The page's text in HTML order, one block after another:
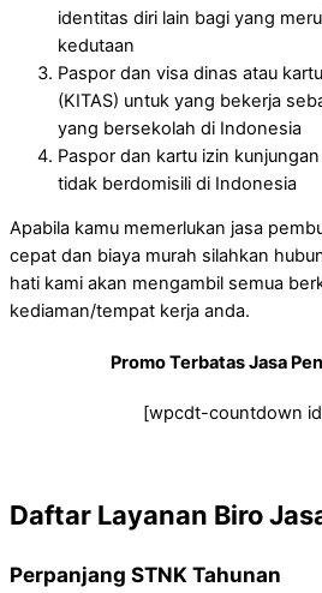
identitas diri lain bagi yang
kedutaan
Paspor dan visa dinas atau
(KITAS) untuk yang bekerja
yang bersekolah di Indonesia
Paspor dan kartu izin
tidak berdomisili di Indonesia
Apabila kamu memerlukan jasa
cepat dan biaya murah silahkan
hati kami akan mengambil semua
kediaman/tempat kerja anda.
Promo Terbatas Jasa
[wpcdt-countdown
Daftar Layanan Biro
Perpanjang STNK Tahunan